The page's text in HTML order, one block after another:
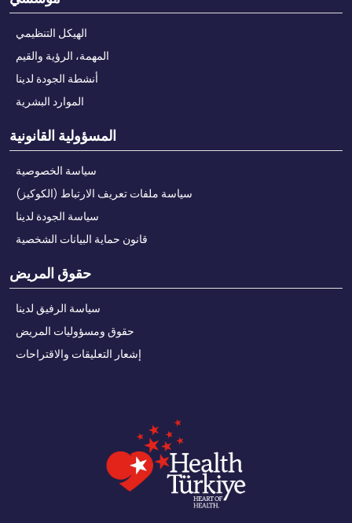
الهيكل التنظيمي
المهمة، الرؤية والقيم
أنشطة الجودة لدينا
الموارد البشرية
المسؤولية القانونية
سياسة الخصوصية
سياسة ملفات تعريف الارتباط (الكوكيز)
سياسة الجودة لدينا
قانون حماية البيانات الشخصية
حقوق المريض
سياسة الرفيق لدينا
حقوق ومسؤوليات المريض
إشعار التعليقات والاقتراحات